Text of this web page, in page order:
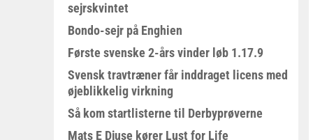
sejrskvintet
Bondo-sejr på Enghien
Første svenske 2-års vinder løb 1.17.9
Svensk travtræner får inddraget licens med
øjeblikkelig virkning
Så kom startlisterne til Derbyprøverne
Mats E Djuse kører Lust for Life